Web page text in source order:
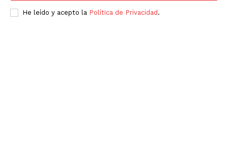
He leído y acepto la Política de Privacidad .